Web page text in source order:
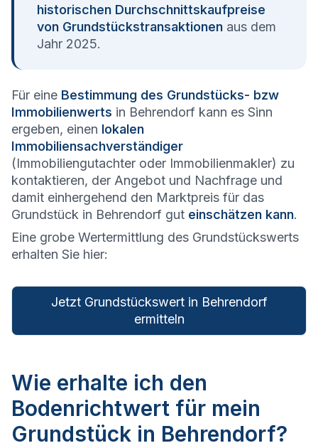
historischen Durchschnittskaufpreise
von Grundstückstransaktionen aus dem
Jahr 2025.
Für eine Bestimmung des Grundstücks- bzw
Immobilienwerts in Behrendorf kann es Sinn
ergeben, einen lokalen
Immobiliensachverständiger
(Immobiliengutachter oder Immobilienmakler) zu
kontaktieren, der Angebot und Nachfrage und
damit einhergehend den Marktpreis für das
Grundstück in Behrendorf gut einschätzen kann.
Eine grobe Wertermittlung des Grundstückswerts
erhalten Sie hier:
Jetzt Grundstückswert in Behrendorf
ermitteln
Wie erhalte ich den
Bodenrichtwert für mein
Grundstück in Behrendorf?